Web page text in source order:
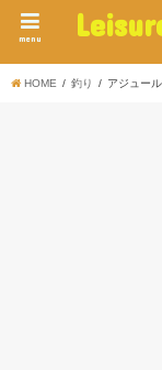
menu
HOME 釣り アジュー